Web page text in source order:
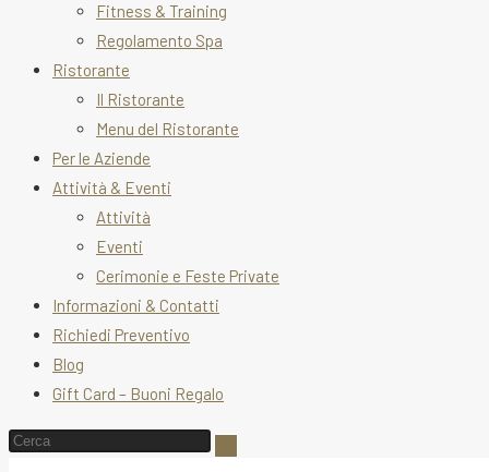
Fitness & Training
Regolamento Spa
Ristorante
Il Ristorante
Menu del Ristorante
Per le Aziende
Attività & Eventi
Attività
Eventi
Cerimonie e Feste Private
Informazioni & Contatti
Richiedi Preventivo
Blog
Gift Card – Buoni Regalo